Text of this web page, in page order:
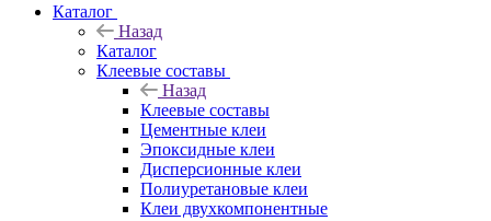
Каталог
Назад
Каталог
Клеевые составы
Назад
Клеевые составы
Цементные клеи
Эпоксидные клеи
Дисперсионные клеи
Полиуретановые клеи
Клеи двухкомпонентные